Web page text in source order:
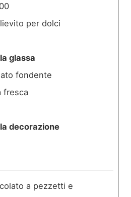
per dolci
glassa
fondente
fresca
decorazione
a pezzetti e